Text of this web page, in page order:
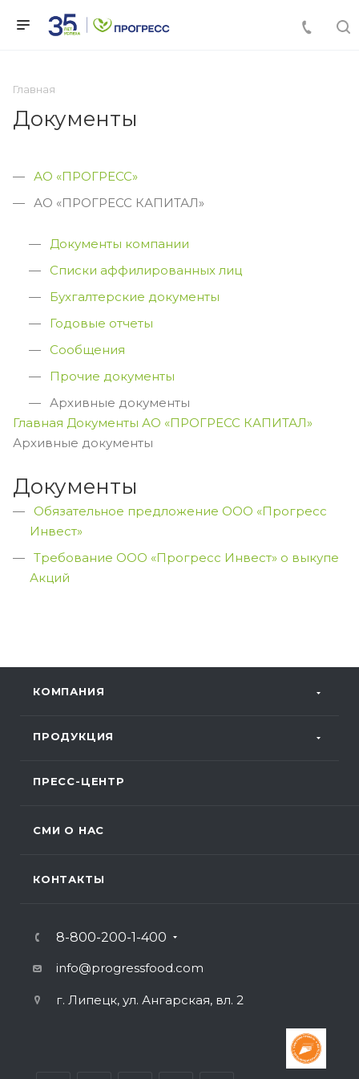
Главная
Документы
АО «ПРОГРЕСС»
АО «ПРОГРЕСС КАПИТАЛ»
Документы компании
Списки аффилированных лиц
Бухгалтерские документы
Годовые отчеты
Сообщения
Прочие документы
Архивные документы
Главная Документы АО «ПРОГРЕСС КАПИТАЛ»
Архивные документы
Документы
Обязательное предложение ООО «Прогресс
Инвест»
Требование ООО «Прогресс Инвест» о выкупе
Акций
КОМПАНИЯ
ПРОДУКЦИЯ
ПРЕСС-ЦЕНТР
СМИ О НАС
КОНТАКТЫ
8-800-200-1-400
info@progressfood.com
г. Липецк, ул. Ангарская, вл. 2